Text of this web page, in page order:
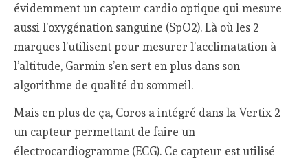
évidemment un capteur cardio optique qui mesure
aussi l’oxygénation sanguine (SpO2). Là où les 2
marques l’utilisent pour mesurer l’acclimatation à
l’altitude, Garmin s’en sert en plus dans son
algorithme de qualité du sommeil.
Mais en plus de ça, Coros a intégré dans la Vertix 2
un capteur permettant de faire un
électrocardiogramme (ECG). Ce capteur est utilisé